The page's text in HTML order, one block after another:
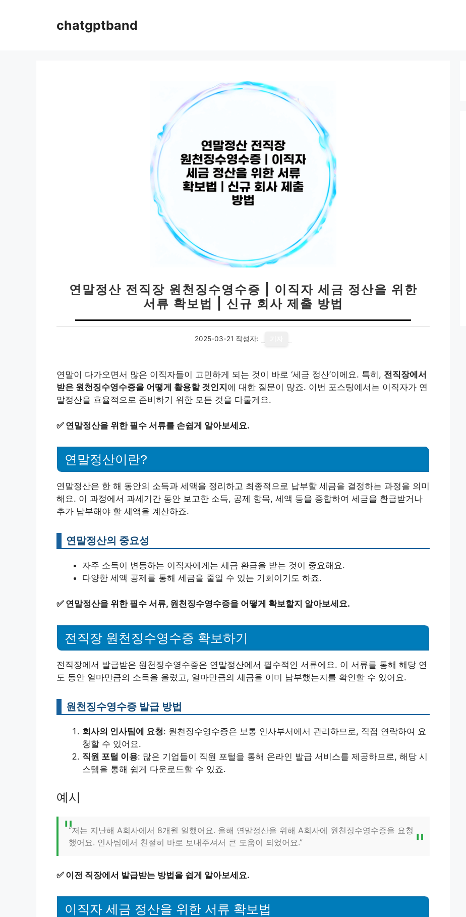
chatgptband
연말정산 전직장 원천징수영수증 | 이직자 세금 정산을 위한
서류 확보법 | 신규 회사 제출 방법
2025-03-21 작성자:
연말이 다가오면서 많은 이직자들이 고민하게 되는 것이 바로 ‘세금 정산’이에요. 특히, 전직장에서
받은 원천징수영수증을 어떻게 활용할 것인지 에 대한 질문이 많죠. 이번 포스팅에서는 이직자가 연
말정산을 효율적으로 준비하기 위한 모든 것을 다룰게요.
✅ 연말정산을 위한 필수 서류를 손쉽게 알아보세요.
연말정산이란?
연말정산은 한 해 동안의 소득과 세액을 정리하고 최종적으로 납부할 세금을 결정하는 과정을 의미
해요. 이 과정에서 과세기간 동안 보고한 소득, 공제 항목, 세액 등을 종합하여 세금을 환급받거나
추가 납부해야 할 세액을 계산하죠.
연말정산의 중요성
자주 소득이 변동하는 이직자에게는 세금 환급을 받는 것이 중요해요.
다양한 세액 공제를 통해 세금을 줄일 수 있는 기회이기도 하죠.
✅ 연말정산을 위한 필수 서류, 원천징수영수증을 어떻게 확보할지 알아보세요.
전직장 원천징수영수증 확보하기
전직장에서 발급받은 원천징수영수증은 연말정산에서 필수적인 서류에요. 이 서류를 통해 해당 연
도 동안 얼마만큼의 소득을 올렸고, 얼마만큼의 세금을 이미 납부했는지를 확인할 수 있어요.
원천징수영수증 발급 방법
회사의 인사팀에 요청: 원천징수영수증은 보통 인사부서에서 관리하므로, 직접 연락하여 요
청할 수 있어요.
직원 포털 이용: 많은 기업들이 직원 포털을 통해 온라인 발급 서비스를 제공하므로, 해당 시
스템을 통해 쉽게 다운로드할 수 있죠.
예시
“저는 지난해 A회사에서 8개월 일했어요. 올해 연말정산을 위해 A회사에 원천징수영수증을 요청
했어요. 인사팀에서 친절히 바로 보내주셔서 큰 도움이 되었어요.”
✅ 이전 직장에서 발급받는 방법을 쉽게 알아보세요.
이직자 세금 정산을 위한 서류 확보법